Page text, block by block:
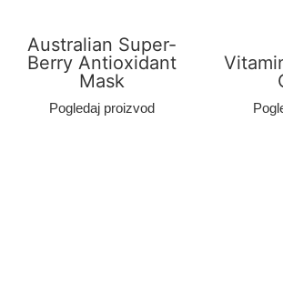
Australian Super-
Berry Antioxidant
Mask
Pogledaj proizvod